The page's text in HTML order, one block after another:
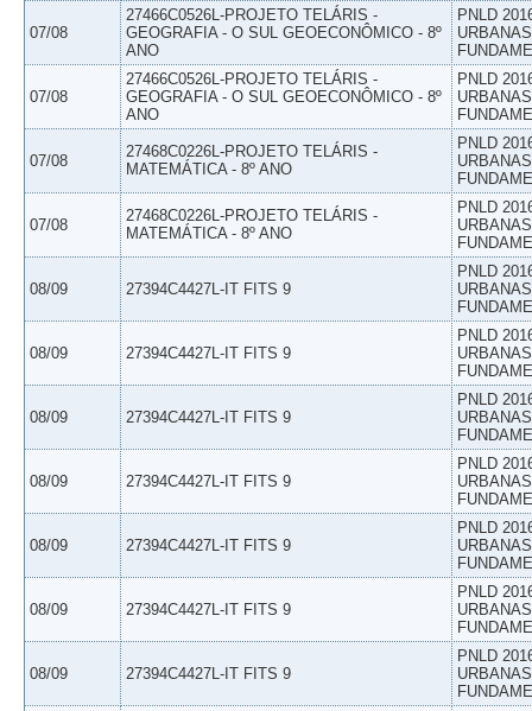
07/08
27466C0526L-PROJETO TELÁRIS -
GEOGRAFIA - O SUL GEOECONÔMICO - 8º
ANO
PNLD
07/08
27466C0526L-PROJETO TELÁRIS -
GEOGRAFIA - O SUL GEOECONÔMICO - 8º
ANO
PNLD
07/08
27468C0226L-PROJETO TELÁRIS -
MATEMÁTICA - 8º ANO
PNLD
07/08
27468C0226L-PROJETO TELÁRIS -
MATEMÁTICA - 8º ANO
PNLD
08/09 27394C4427L-IT FITS 9
PNLD
08/09 27394C4427L-IT FITS 9
PNLD
08/09 27394C4427L-IT FITS 9
PNLD
08/09 27394C4427L-IT FITS 9
PNLD
08/09 27394C4427L-IT FITS 9
PNLD
08/09 27394C4427L-IT FITS 9
PNLD
08/09 27394C4427L-IT FITS 9
PNLD